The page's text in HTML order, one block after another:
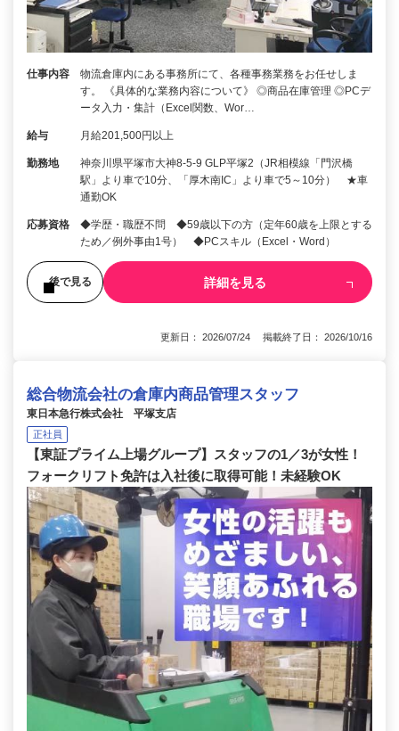
仕事内容
物流倉庫内にある事務所にて、各種事務業務をお任せしま
す。 《具体的な業務内容について》 ◎商品在庫管理 ◎PCデ
ータ入力・集計（Excel関数、Wor…
給与 月給201,500円以上
勤務地
神奈川県平塚市大神8-5-9 GLP平塚2（JR相模線「門沢橋
駅」より車で10分、「厚木南IC」より車で5～10分） ★車
通勤OK
応募資格
◆学歴・職歴不問 ◆59歳以下の方（定年60歳を上限とする
ため／例外事由1号） ◆PCスキル（Excel・Word）
後で見る 詳細を見る
更新日： 2026/07/24 掲載終了日： 2026/10/16
総合物流会社の倉庫内商品管理スタッフ
東日本急行株式会社 平塚支店
正社員
【東証プライム上場グループ】スタッフの1／3が女性！
フォークリフト免許は入社後に取得可能！未経験OK